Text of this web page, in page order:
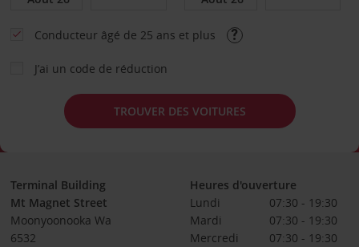
Conducteur âgé de 25 ans et plus
J’ai un code de réduction
TROUVER DES VOITURES
Terminal Building
Mt Magnet Street
Moonyoonooka Wa
6532
Heures d'ouverture
Lundi
07:30 - 19:30
Mardi
07:30 - 19:30
Mercredi
07:30 - 19:30